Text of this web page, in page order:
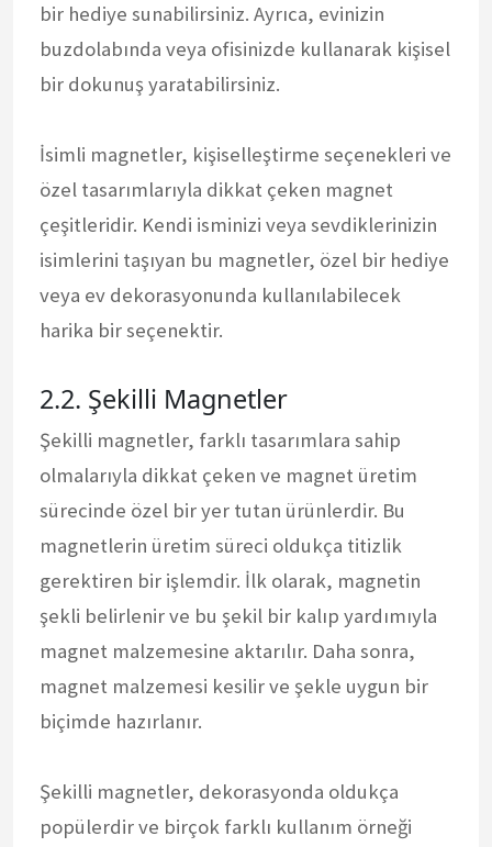
bir hediye sunabilirsiniz. Ayrıca, evinizin
buzdolabında veya ofisinizde kullanarak kişisel
bir dokunuş yaratabilirsiniz.
İsimli magnetler, kişiselleştirme seçenekleri ve
özel tasarımlarıyla dikkat çeken magnet
çeşitleridir. Kendi isminizi veya sevdiklerinizin
isimlerini taşıyan bu magnetler, özel bir hediye
veya ev dekorasyonunda kullanılabilecek
harika bir seçenektir.
2.2. Şekilli Magnetler
Şekilli magnetler, farklı tasarımlara sahip
olmalarıyla dikkat çeken ve magnet üretim
sürecinde özel bir yer tutan ürünlerdir. Bu
magnetlerin üretim süreci oldukça titizlik
gerektiren bir işlemdir. İlk olarak, magnetin
şekli belirlenir ve bu şekil bir kalıp yardımıyla
magnet malzemesine aktarılır. Daha sonra,
magnet malzemesi kesilir ve şekle uygun bir
biçimde hazırlanır.
Şekilli magnetler, dekorasyonda oldukça
popülerdir ve birçok farklı kullanım örneği